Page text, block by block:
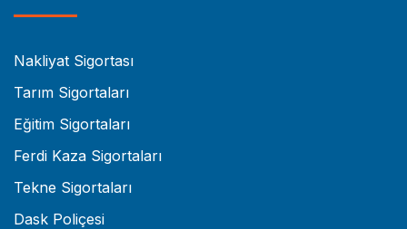
Nakliyat Sigortası
Tarım Sigortaları
Eğitim Sigortaları
Ferdi Kaza Sigortaları
Tekne Sigortaları
Dask Poliçesi